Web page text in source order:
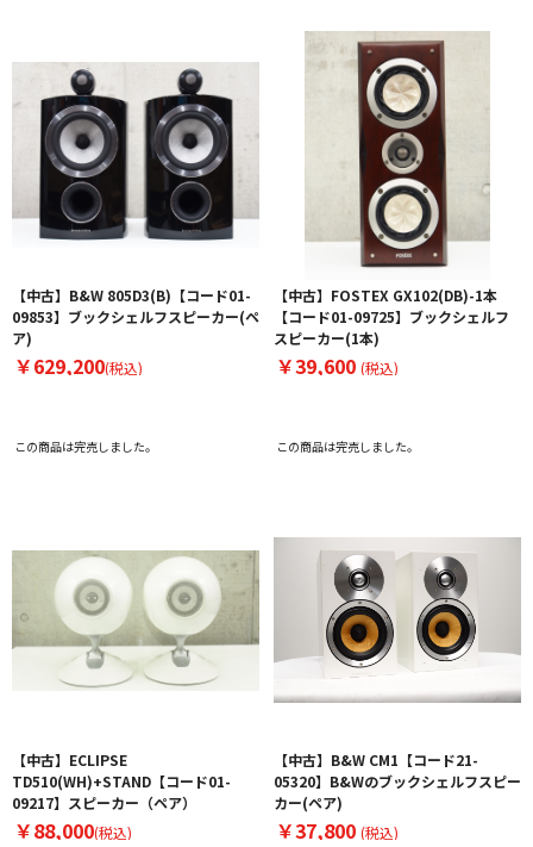
【中古】B&W 805D3(B)【コード01-
09853】ブックシェルフスピーカー(ペ
ア)
￥629,200(税込)
この商品は完売しました。
【中古】FOSTEX GX102(DB)-1本
【コード01-09725】ブックシェルフ
スピーカー(1本)
￥39,600 (税込)
この商品は完売しました。
【中古】ECLIPSE
TD510(WH)+STAND【コード01-
09217】スピーカー（ペア）
￥88,000(税込)
【中古】B&W CM1【コード21-
05320】B&Wのブックシェルフスピー
カー(ペア)
￥37,800 (税込)